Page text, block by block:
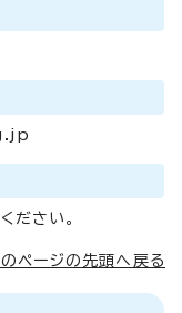
ださい。
のページの先頭へ戻る